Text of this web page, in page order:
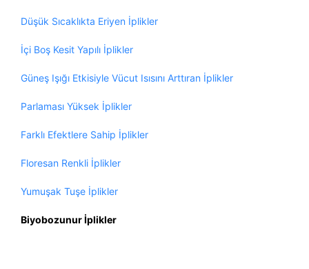
Düşük Sıcaklıkta Eriyen İplikler
İçi Boş Kesit Yapılı İplikler
Güneş Işığı Etkisiyle Vücut Isısını Arttıran İplikler
Parlaması Yüksek İplikler
Farklı Efektlere Sahip İplikler
Floresan Renkli İplikler
Yumuşak Tuşe İplikler
Biyobozunur İplikler